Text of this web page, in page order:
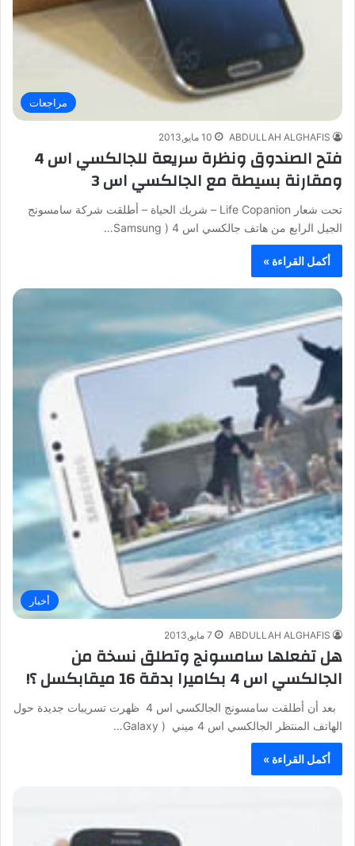
مراجعات
ABDULLAH ALGHAFIS 10 مايو,2013
فتح الصندوق ونظرة سريعة للجالكسي اس 4
ومقارنة بسيطة مع الجالكسي اس 3
تحت شعار Life Copanion – شريك الحياة – أطلقت شركة سامسونج
الجيل الرابع من هاتف جالكسي اس 4 ( Samsung…
أكمل القراءة »
أخبار
ABDULLAH ALGHAFIS 7 مايو,2013
هل تفعلها سامسونج وتطلق نسخة من
الجالكسي اس 4 بكاميرا بدقة 16 ميقابكسل ؟!
بعد أن أطلقت سامسونج الجالكسي اس 4 ظهرت تسريبات جديدة حول
الهاتف المنتظر الجالكسي اس 4 ميني ( Galaxy…
أكمل القراءة »